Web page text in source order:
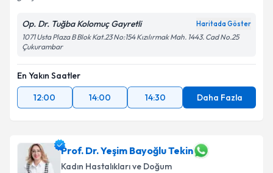
Op. Dr. Tuğba Kolomuç Gayretli Haritada Göster
1071 Usta Plaza B Blok Kat.23 No:154 Kızılırmak Mah. 1443. Cad No.25
Çukurambar
En Yakın Saatler
12:00
14:00 14:30 Daha Fazla
Prof. Dr. Yeşim Bayoğlu Tekin
Kadın Hastalıkları ve Doğum